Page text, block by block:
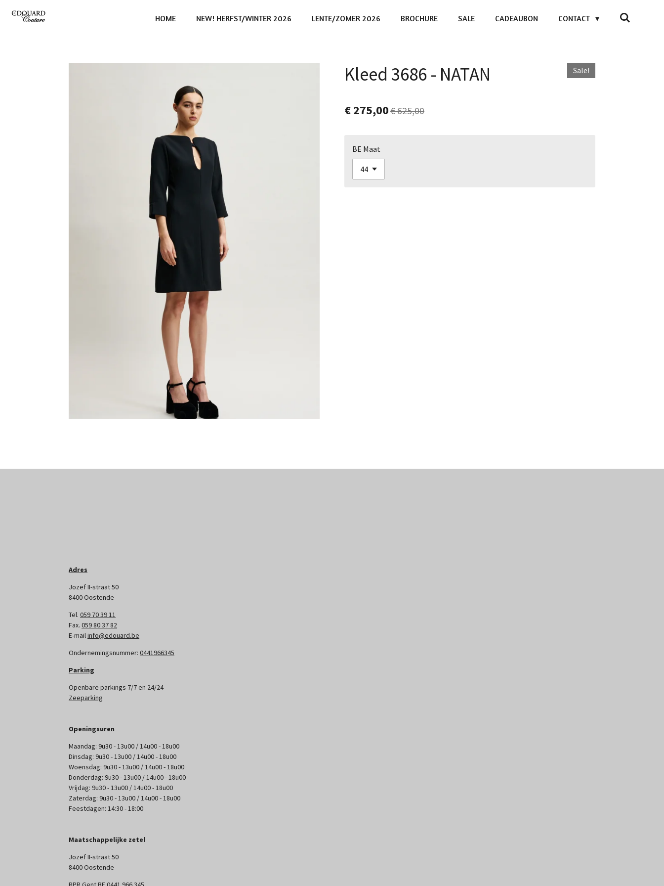
Ga
direct
HOME NEW! HERFST/WINTER 2026 LENTE/ZOMER 2026 BROCHURE SALE CADEAUBON CONTACT
Kleed 3686 - NATAN Sale!
€ 275,00€ 625,00
BE Maat
Adres
Jozef II-straat 50
8400 Oostende
Tel. 059 70 39 11
Fax. 059 80 37 82
E-mailinfo@edouard.be
Ondernemingsnummer: 0441966345
Parking
Openbare parkings 7/7 en 24/24
Zeeparking
Openingsuren
Maandag: 9u30 - 13u00 / 14u00 - 18u00
Dinsdag: 9u30 - 13u00 / 14u00 - 18u00
Woensdag: 9u30 - 13u00 / 14u00 - 18u00
Donderdag: 9u30 - 13u00 / 14u00 - 18u00
Vrijdag: 9u30 - 13u00 / 14u00 - 18u00
Zaterdag: 9u30 - 13u00 / 14u00 - 18u00
Feestdagen: 14:30 - 18:00
Maatschappelijke zetel
Jozef II-straat 50
8400 Oostende